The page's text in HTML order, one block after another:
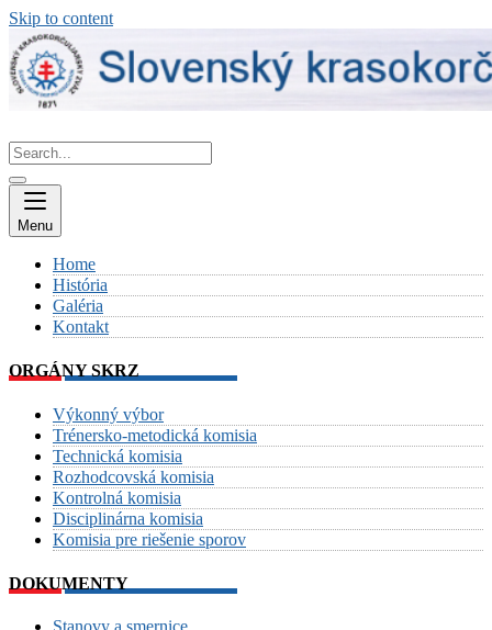
Skip to content
Menu
Home
História
Galéria
Kontakt
ORGÁNY SKRZ
Výkonný výbor
Trénersko-metodická komisia
Technická komisia
Rozhodcovská komisia
Kontrolná komisia
Disciplinárna komisia
Komisia pre riešenie sporov
DOKUMENTY
Stanovy a smernice